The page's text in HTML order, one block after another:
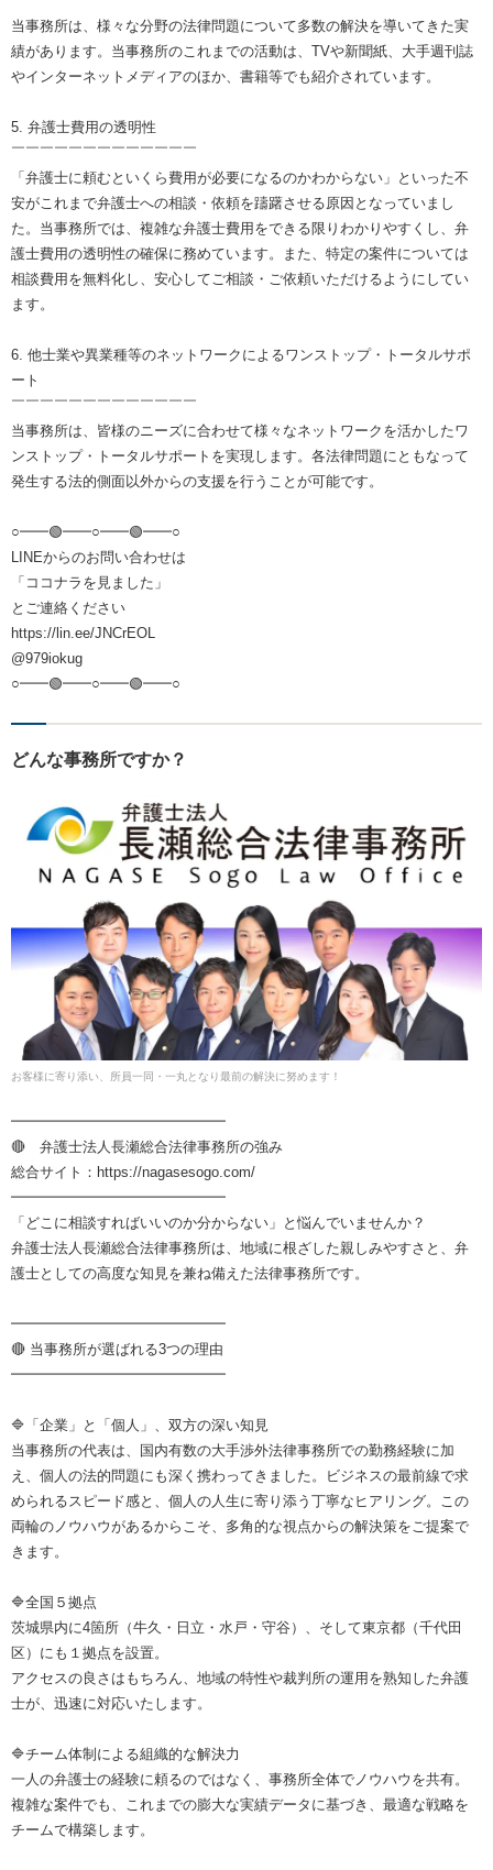
当事務所は、様々な分野の法律問題について多数の解決を導いてきた実
績があります。当事務所のこれまでの活動は、TVや新聞紙、大手週刊誌
やインターネットメディアのほか、書籍等でも紹介されています。
5. 弁護士費用の透明性
￣￣￣￣￣￣￣￣￣￣￣￣￣
「弁護士に頼むといくら費用が必要になるのかわからない」といった不
安がこれまで弁護士への相談・依頼を躊躇させる原因となっていまし
た。当事務所では、複雑な弁護士費用をできる限りわかりやすくし、弁
護士費用の透明性の確保に務めています。また、特定の案件については
相談費用を無料化し、安心してご相談・ご依頼いただけるようにしてい
ます。
6. 他士業や異業種等のネットワークによるワンストップ・トータルサポ
ート
￣￣￣￣￣￣￣￣￣￣￣￣￣
当事務所は、皆様のニーズに合わせて様々なネットワークを活かしたワ
ンストップ・トータルサポートを実現します。各法律問題にともなって
発生する法的側面以外からの支援を行うことが可能です。
○━━🟢━━○━━🟢━━○
LINEからのお問い合わせは
「ココナラを見ました」
とご連絡ください
https://lin.ee/JNCrEOL
@979iokug
○━━🟢━━○━━🟢━━○
どんな事務所ですか？
お客様に寄り添い、所員一同・一丸となり最前の解決に努めます！
━━━━━━━━━━━━━━━
🔴 弁護士法人長瀬総合法律事務所の強み
総合サイト：https://nagasesogo.com/
━━━━━━━━━━━━━━━
「どこに相談すればいいのか分からない」と悩んでいませんか？
弁護士法人長瀬総合法律事務所は、地域に根ざした親しみやすさと、弁
護士としての高度な知見を兼ね備えた法律事務所です。
━━━━━━━━━━━━━━━
🔴 当事務所が選ばれる3つの理由
━━━━━━━━━━━━━━━
🔷「企業」と「個人」、双方の深い知見
当事務所の代表は、国内有数の大手渉外法律事務所での勤務経験に加
え、個人の法的問題にも深く携わってきました。ビジネスの最前線で求
められるスピード感と、個人の人生に寄り添う丁寧なヒアリング。この
両輪のノウハウがあるからこそ、多角的な視点からの解決策をご提案で
きます。
🔷全国５拠点
茨城県内に4箇所（牛久・日立・水戸・守谷）、そして東京都（千代田
区）にも１拠点を設置。
アクセスの良さはもちろん、地域の特性や裁判所の運用を熟知した弁護
士が、迅速に対応いたします。
🔷チーム体制による組織的な解決力
一人の弁護士の経験に頼るのではなく、事務所全体でノウハウを共有。
複雑な案件でも、これまでの膨大な実績データに基づき、最適な戦略を
チームで構築します。